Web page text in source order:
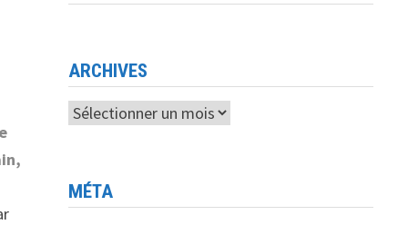
ARCHIVES
Archives
MÉTA